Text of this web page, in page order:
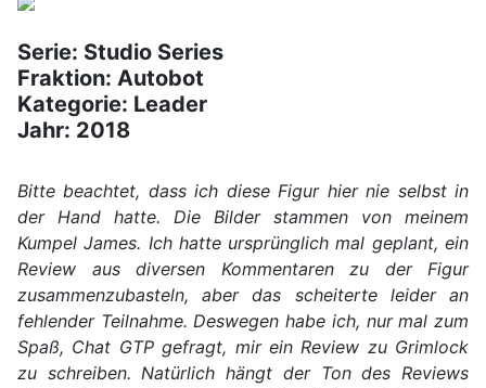
Serie: Studio Series
Fraktion: Autobot
Kategorie: Leader
Jahr: 2018
Bitte beachtet, dass ich diese Figur hier nie selbst in
der Hand hatte. Die Bilder stammen von meinem
Kumpel James. Ich hatte ursprünglich mal geplant, ein
Review aus diversen Kommentaren zu der Figur
zusammenzubasteln, aber das scheiterte leider an
fehlender Teilnahme. Deswegen habe ich, nur mal zum
Spaß, Chat GTP gefragt, mir ein Review zu Grimlock
zu schreiben. Natürlich hängt der Ton des Reviews